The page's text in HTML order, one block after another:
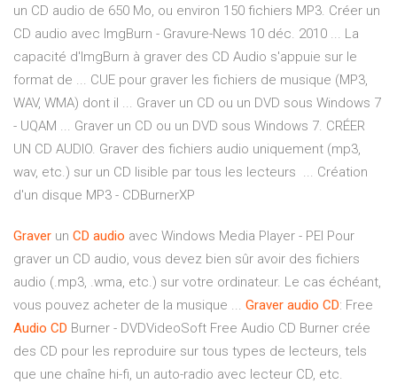
un CD audio de 650 Mo, ou environ 150 fichiers MP3. Créer un
CD audio avec ImgBurn - Gravure-News 10 déc. 2010 ... La
capacité d'ImgBurn à graver des CD Audio s'appuie sur le
format de ... CUE pour graver les fichiers de musique (MP3,
WAV, WMA) dont il ... Graver un CD ou un DVD sous Windows 7
- UQAM ... Graver un CD ou un DVD sous Windows 7. CRÉER
UN CD AUDIO. Graver des fichiers audio uniquement (mp3,
wav, etc.) sur un CD lisible par tous les lecteurs ... Création
d'un disque MP3 - CDBurnerXP
Graver un CD audio avec Windows Media Player - PEI Pour
graver un CD audio, vous devez bien sûr avoir des fichiers
audio (.mp3, .wma, etc.) sur votre ordinateur. Le cas échéant,
vous pouvez acheter de la musique ... Graver audio CD: Free
Audio CD Burner - DVDVideoSoft Free Audio CD Burner crée
des CD pour les reproduire sur tous types de lecteurs, tels
que une chaîne hi-fi, un auto-radio avec lecteur CD, etc.